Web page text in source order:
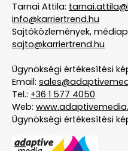
Tarnai Attila:
info@karriertrend.hu
Sajtóközlemények,
sajto@karriertrend.hu
Ügynökségi értékesítési
Email:
Tel.: +36 1 577 4050
Web:
Ügynökségi értékesítési